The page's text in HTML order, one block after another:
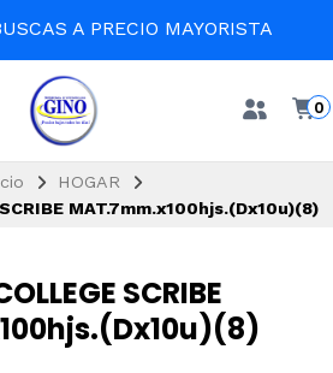
A PRECIO MAYORISTA
0
HOGAR
SCRIBE MAT.7mm.x100hjs.(Dx10u)(8)
SCRIBE